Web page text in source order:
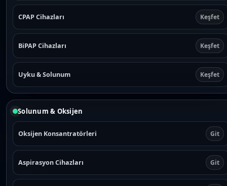
CPAP Cihazları Keşfet
BiPAP Cihazları Keşfet
Uyku & Solunum Keşfet
Solunum & Oksijen
Oksijen Konsantratörleri Git
Aspirasyon Cihazları Git